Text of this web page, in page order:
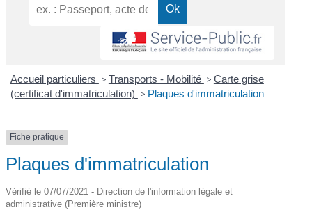
Accueil particuliers > Transports - Mobilité > Carte grise
(certificat d'immatriculation) > Plaques d'immatriculation
Fiche pratique
Plaques d'immatriculation
Vérifié le 07/07/2021 - Direction de l'information légale et
administrative (Première ministre)